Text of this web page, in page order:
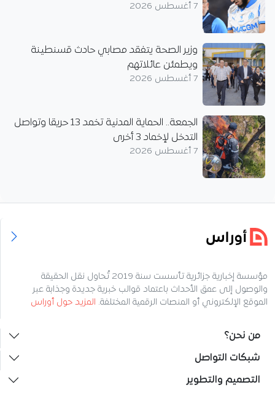
7 أغسطس 2026
وزير الصحة يتفقد مصابي حادث قسنطينة
ويطمئن عائلاتهم
7 أغسطس 2026
الجمعة.. الحماية المدنية تخمد 13 حريقا وتواصل
التدخل لإخماد 3 أخرى
7 أغسطس 2026
مؤسسة إخبارية جزائرية تأسست سنة 2019 تُحاول نقل الحقيقة
والوصول إلى عمق الأحداث باعتماد قوالب خبرية جديدة وجذابة عبر
الموقع الإلكتروني أو المنصات الرقمية المختلفة. المزيد حول أوراس
من نحن؟
شبكات التواصل
التصميم والتطوير